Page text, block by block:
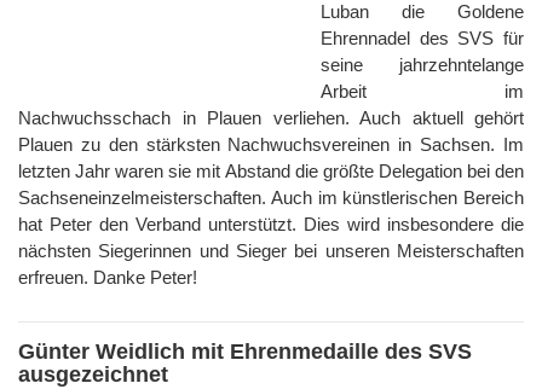
Luban die Goldene
Ehrennadel des SVS für
seine jahrzehntelange
Arbeit im
Nachwuchsschach in Plauen verliehen. Auch aktuell gehört
Plauen zu den stärksten Nachwuchsvereinen in Sachsen. Im
letzten Jahr waren sie mit Abstand die größte Delegation bei den
Sachseneinzelmeisterschaften. Auch im künstlerischen Bereich
hat Peter den Verband unterstützt. Dies wird insbesondere die
nächsten Siegerinnen und Sieger bei unseren Meisterschaften
erfreuen. Danke Peter!
Günter Weidlich mit Ehrenmedaille des SVS
ausgezeichnet